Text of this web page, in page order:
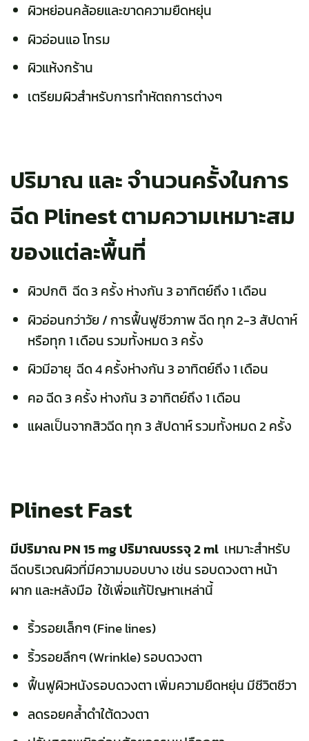
ผิวหย่อนคล้อยและขาดความยืดหยุ่น
ผิวอ่อนแอ โทรม
ผิวแห้งกร้าน
เตรียมผิวสำหรับการทำหัตถการต่างๆ
ปริมาณ และ จำนวนครั้งในการ
ฉีด Plinestตามความเหมาะสม
ของแต่ละพื้นที่
ผิวปกติ ฉีด 3 ครั้ง ห่างกัน 3 อาทิตย์ถึง 1 เดือน
ผิวอ่อนกว่าวัย / การฟื้นฟูชีวภาพ ฉีด ทุก 2-3 สัปดาห์
หรือทุก 1 เดือน รวมทั้งหมด 3 ครั้ง
ผิวมีอายุ ฉีด 4 ครั้งห่างกัน 3 อาทิตย์ถึง 1 เดือน
คอ ฉีด 3 ครั้ง ห่างกัน 3 อาทิตย์ถึง 1 เดือน
แผลเป็นจากสิวฉีด ทุก 3 สัปดาห์ รวมทั้งหมด 2 ครั้ง
Plinest Fast
มีปริมาณ PN 15 mg ปริมาณบรรจุ 2 ml เหมาะสำหรับ
ฉีดบริเวณผิวที่มีความบอบบาง เช่น รอบดวงตา หน้า
ผาก และหลังมือ ใช้เพื่อแก้ปัญหาเหล่านี้
ริ้วรอยเล็กๆ (Fine lines)
ริ้วรอยลึกๆ (Wrinkle) รอบดวงตา
ฟื้นฟูผิวหนังรอบดวงตา เพิ่มความยืดหยุ่น มีชีวิตชีวา
ลดรอยคล้ำดำใต้ดวงตา